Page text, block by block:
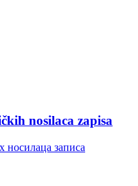
nosilaca zapisa
записа